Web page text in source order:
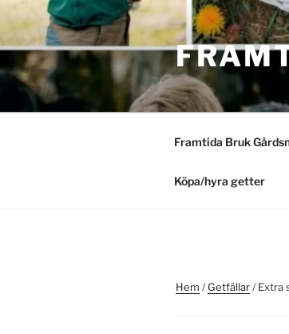
Hoppa
till
innehåll
Framtida Bruk
Köpa/hyra getter
Hem /Getfällar/ Extra